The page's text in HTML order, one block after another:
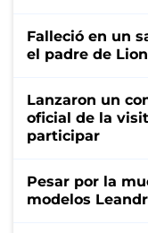
Falleció en un
el padre de
Lanzaron un
oficial de la
participar
Pesar por la
modelos